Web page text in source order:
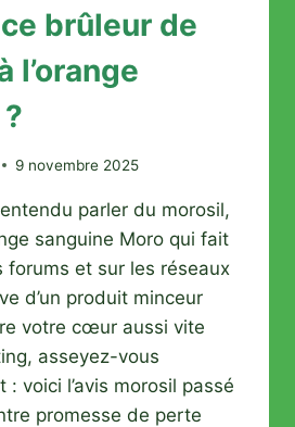
brûleur de
l’orange
9 novembre 2025
parler du morosil,
sanguine Moro qui fait
forums et sur les réseaux
d’un produit minceur
votre cœur aussi vite
asseyez-vous
voici l’avis morosil passé
promesse de perte